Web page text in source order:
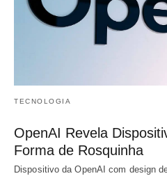
TECNOLOGIA
OpenAI Revela
Forma de Rosquinha
Dispositivo da OpenAI com design